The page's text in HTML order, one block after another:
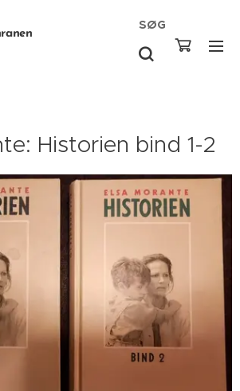
SØG
Historien bind 1-2